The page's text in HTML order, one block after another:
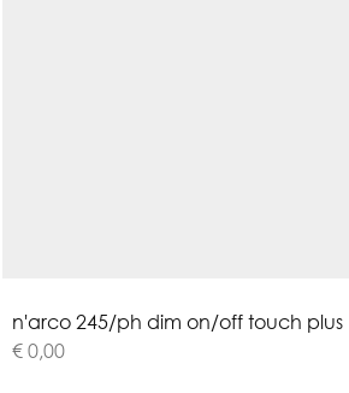
n'arco 245/ph dim on/off touch plus
€ 0,00